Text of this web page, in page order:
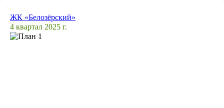
ЖК «Белозёрский»
4 квартал 2025 г.